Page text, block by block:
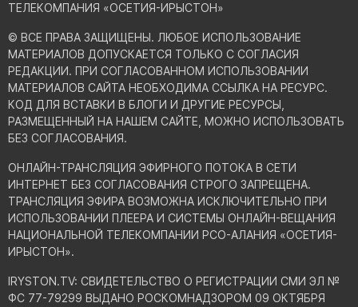
ТЕЛЕКОМПАНИЯ «ОСЕТИЯ-ИРЫСТОН»
© ВСЕ ПРАВА ЗАЩИЩЕНЫ. ЛЮБОЕ ИСПОЛЬЗОВАНИЕ
МАТЕРИАЛОВ ДОПУСКАЕТСЯ ТОЛЬКО С СОГЛАСИЯ
РЕДАКЦИИ. ПРИ СОГЛАСОВАННОМ ИСПОЛЬЗОВАНИИ
МАТЕРИАЛОВ САЙТА НЕОБХОДИМА ССЫЛКА НА РЕСУРС.
КОД ДЛЯ ВСТАВКИ В БЛОГИ И ДРУГИЕ РЕСУРСЫ,
РАЗМЕЩЕННЫЙ НА НАШЕМ САЙТЕ, МОЖНО ИСПОЛЬЗОВАТЬ
БЕЗ СОГЛАСОВАНИЯ.
ОНЛАЙН-ТРАНСЛЯЦИЯ ЭФИРНОГО ПОТОКА В СЕТИ
ИНТЕРНЕТ БЕЗ СОГЛАСОВАНИЯ СТРОГО ЗАПРЕЩЕНА.
ТРАНСЛЯЦИЯ ЭФИРА ВОЗМОЖНА ИСКЛЮЧИТЕЛЬНО ПРИ
ИСПОЛЬЗОВАНИИ ПЛЕЕРА И СИСТЕМЫ ОНЛАЙН-ВЕЩАНИЯ
НАЦИОНАЛЬНОЙ ТЕЛЕКОМПАНИИ РСО-АЛАНИЯ «ОСЕТИЯ-
ИРЫСТОН».
IRYSTON.TV: CВИДЕТЕЛЬСТВО О РЕГИСТРАЦИИ СМИ ЭЛ №
ФС 77-79299 ВЫДАНО РОСКОМНАДЗОРОМ 09 ОКТЯБРЯ